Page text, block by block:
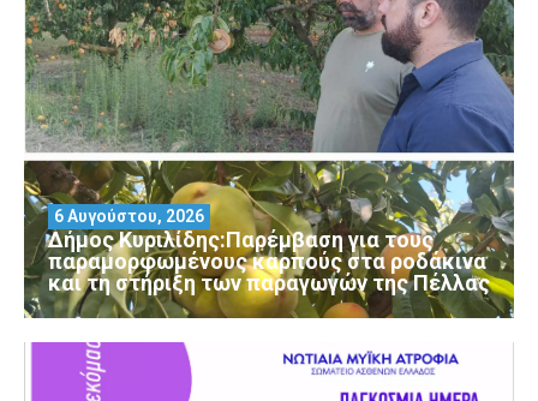
Δήμος Κυριλίδης:Παρέμβαση για τους
παραμορφωμένους καρπούς στα ροδάκινα
και τη στήριξη των παραγωγών της Πέλλας
6 Αυγούστου, 2026